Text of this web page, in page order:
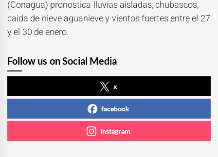
(Conagua) pronostica lluvias aisladas, chubascos,
caída de nieve aguanieve y vientos fuertes entre el 27
y el 30 de enero.
Follow us on Social Media
x
facebook
instagram